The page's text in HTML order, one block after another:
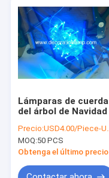
Lámparas de cuerda
del árbol de Navidad
Precio:USD4.00/Piece-USD6.00/Piece
MOQ:50 PCS
Obtenga el último precio